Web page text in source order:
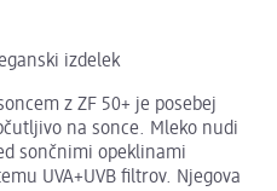
izdelek
z ZF 50+ je posebej
na sonce. Mleko nudi
sončnimi opeklinami
UVA+UVB filtrov. Njegova